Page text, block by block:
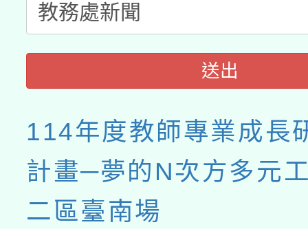
送出
114年度教師專業成長
計畫─夢的N次方多元
二區臺南場